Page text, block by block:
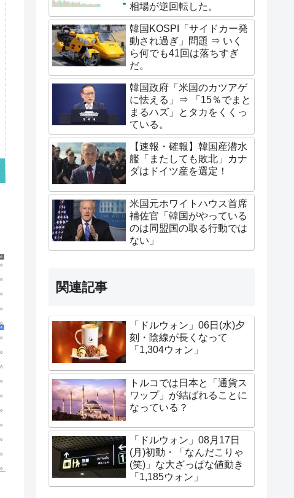
相場が逆回転した。
韓国KOSPI「サイドカー発
動され過ぎ」問題 ⇒ いく
ら何でも41回は落ちすぎ
だ。
韓国政府「米国のカツアゲ
に怯える」⇒ 「15％でまと
まるハズ」とタカをくくっ
ている。
【速報・確報】韓国産潜水
艦「またしても敗北」カナ
ダはドイツ産を選定！
米国元ホワイトハウス首席
補佐官「韓国がやっている
のは同盟国の取る行動では
ない」
関連記事
「ドルウォン」06日(水)夕
刻・陰線が長くなって
「1,304ウォン」
トルコでは日本と「通貨ス
ワップ」が結ばれることに
なっている？
「ドルウォン」08月17日
(月)初動・「なんだこりゃ
(笑)」な大ざっぱな値動き
「1,185ウォン」